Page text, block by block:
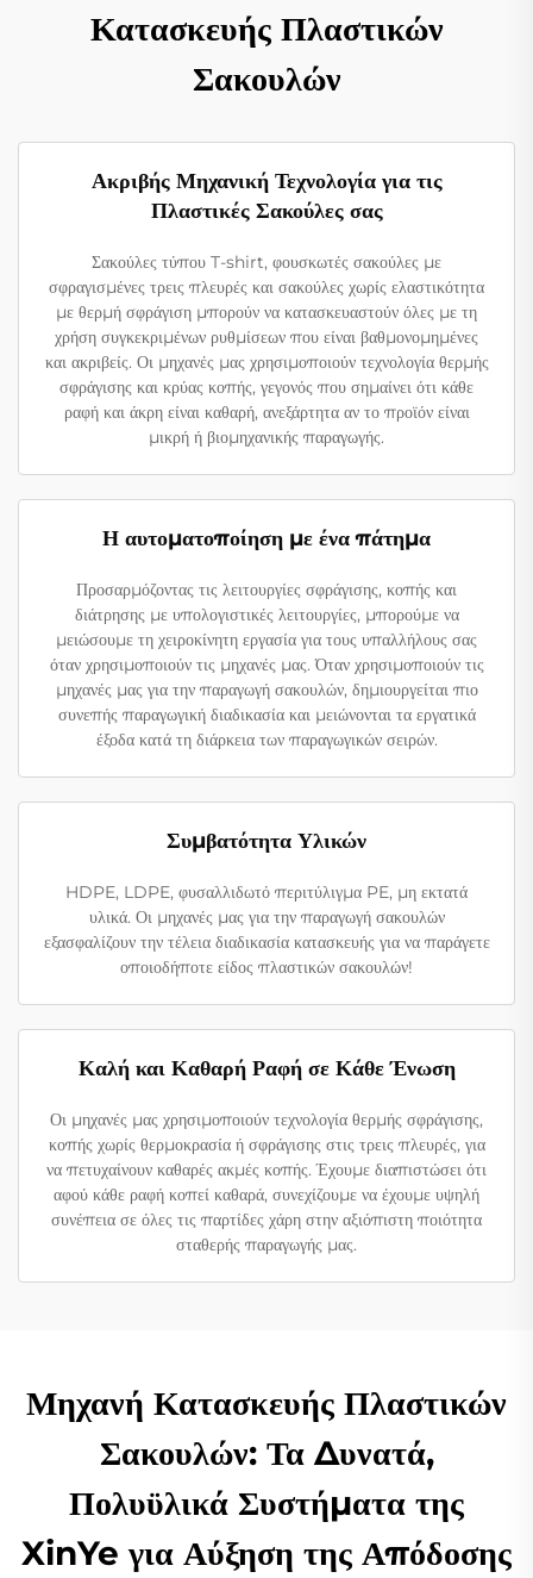
Κατασκευής Πλαστικών
Σακουλών
Ακριβής Μηχανική Τεχνολογία για τις
Πλαστικές Σακούλες σας
Σακούλες τύπου T-shirt, φουσκωτές σακούλες με
σφραγισμένες τρεις πλευρές και σακούλες χωρίς ελαστικότητα
με θερμή σφράγιση μπορούν να κατασκευαστούν όλες με τη
χρήση συγκεκριμένων ρυθμίσεων που είναι βαθμονομημένες
και ακριβείς. Οι μηχανές μας χρησιμοποιούν τεχνολογία θερμής
σφράγισης και κρύας κοπής, γεγονός που σημαίνει ότι κάθε
ραφή και άκρη είναι καθαρή, ανεξάρτητα αν το προϊόν είναι
μικρή ή βιομηχανικής παραγωγής.
Η αυτοματοποίηση με ένα πάτημα
Προσαρμόζοντας τις λειτουργίες σφράγισης, κοπής και
διάτρησης με υπολογιστικές λειτουργίες, μπορούμε να
μειώσουμε τη χειροκίνητη εργασία για τους υπαλλήλους σας
όταν χρησιμοποιούν τις μηχανές μας. Όταν χρησιμοποιούν τις
μηχανές μας για την παραγωγή σακουλών, δημιουργείται πιο
συνεπής παραγωγική διαδικασία και μειώνονται τα εργατικά
έξοδα κατά τη διάρκεια των παραγωγικών σειρών.
Συμβατότητα Υλικών
HDPE, LDPE, φυσαλλιδωτό περιτύλιγμα PE, μη εκτατά
υλικά. Οι μηχανές μας για την παραγωγή σακουλών
εξασφαλίζουν την τέλεια διαδικασία κατασκευής για να παράγετε
οποιοδήποτε είδος πλαστικών σακουλών!
Καλή και Καθαρή Ραφή σε Κάθε Ένωση
Οι μηχανές μας χρησιμοποιούν τεχνολογία θερμής σφράγισης,
κοπής χωρίς θερμοκρασία ή σφράγισης στις τρεις πλευρές, για
να πετυχαίνουν καθαρές ακμές κοπής. Έχουμε διαπιστώσει ότι
αφού κάθε ραφή κοπεί καθαρά, συνεχίζουμε να έχουμε υψηλή
συνέπεια σε όλες τις παρτίδες χάρη στην αξιόπιστη ποιότητα
σταθερής παραγωγής μας.
Μηχανή Κατασκευής Πλαστικών
Σακουλών: Τα Δυνατά,
Πολυϋλικά Συστήματα της
XinYe για Αύξηση της Απόδοσης